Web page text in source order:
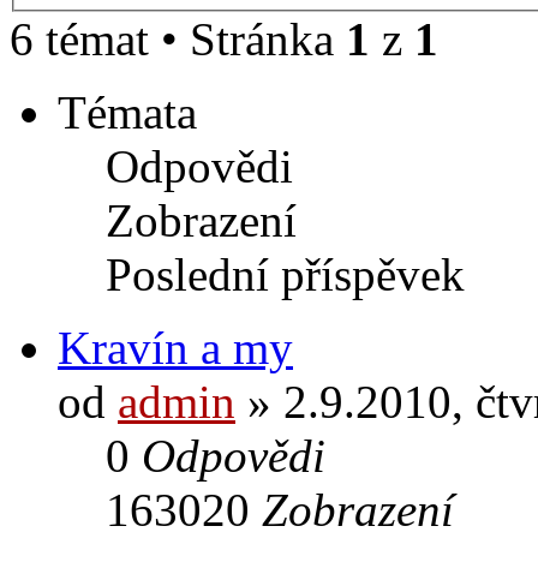
6 témat • Stránka 1 z 1
Témata
Odpovědi
Zobrazení
Poslední příspěvek
Kravín a my
od admin » 2.9.2010,
0 Odpovědi
163020 Zobrazení